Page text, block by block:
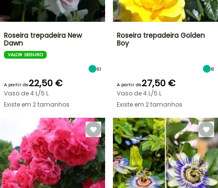
Roseira trepadeira New
Dawn
VALOR SEGURO
61
A partir de22,50 €
Vaso de 4 L/5 L
Existe em 2 tamanhos
Roseira trepadeira Golden
Boy
8
A partir de27,50 €
Vaso de 4 L/5 L
Existe em 2 tamanhos